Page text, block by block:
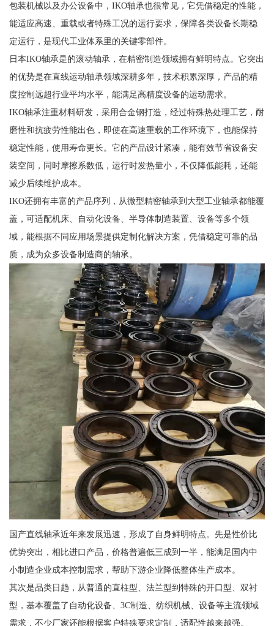
包装机械以及办公设备中，IKO轴承也很常见，它凭借稳定的性能，
能适应高速、重载或者特殊工况的运行要求，保障各类设备长期稳
定运行，是现代工业体系里的关键零部件。
日本IKO轴承是的滚动轴承，在精密制造领域拥有鲜明特点。它突出
的优势是在直线运动轴承领域深耕多年，技术积累深厚，产品的精
度控制远超行业平均水平，能满足高精度设备的运动需求。
IKO轴承注重材料研发，采用合金钢打造，经过特殊热处理工艺，耐
磨性和抗疲劳性能出色，即使在高速重载的工作环境下，也能保持
稳定性能，使用寿命更长。它的产品设计紧凑，能有效节省设备安
装空间，同时摩擦系数低，运行时发热量小，不仅降低能耗，还能
减少后续维护成本。
IKO还拥有丰富的产品序列，从微型精密轴承到大型工业轴承都能覆
盖，可适配机床、自动化设备、半导体制造装置、设备等多个领
域，能根据不同应用场景提供定制化解决方案，凭借稳定可靠的品
质，成为众多设备制造商的轴承。
国产直线轴承近年来发展迅速，形成了自身鲜明特点。先是性价比
优势突出，相比进口产品，价格普遍低三成到一半，能满足国内中
小制造企业成本控制需求，帮助下游企业降低整体生产成本。
其次是品类日趋，从普通的直柱型、法兰型到特殊的开口型、双衬
型，基本覆盖了自动化设备、3C制造、纺织机械、设备等主流领域
需求，不少厂家还能根据客户特殊要求定制，适配性越来越强。